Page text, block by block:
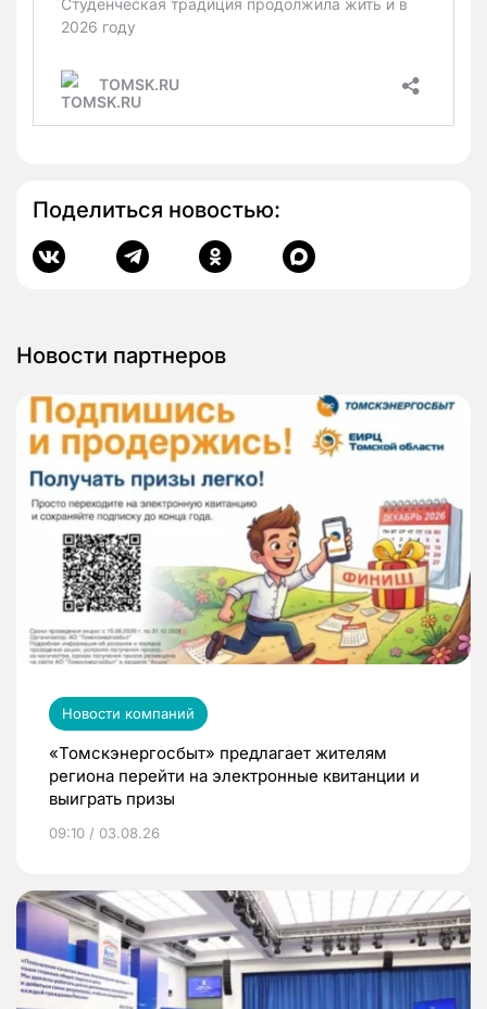
Поделиться новостью:
Новости партнеров
Новости компаний
«Томскэнергосбыт» предлагает жителям
региона перейти на электронные квитанции и
выиграть призы
09:10 / 03.08.26